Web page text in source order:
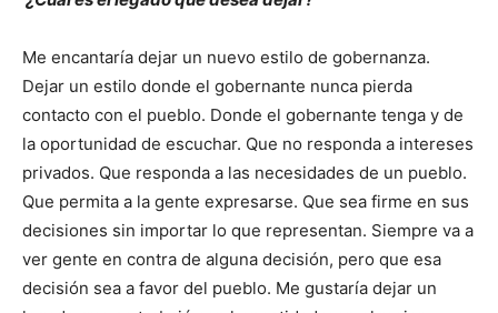
Me encantaría dejar un nuevo estilo de gobernanza.
Dejar un estilo donde el gobernante nunca pierda
contacto con el pueblo. Donde el gobernante tenga y de
la oportunidad de escuchar. Que no responda a intereses
privados. Que responda a las necesidades de un pueblo.
Que permita a la gente expresarse. Que sea firme en sus
decisiones sin importar lo que representan. Siempre va a
ver gente en contra de alguna decisión, pero que esa
decisión sea a favor del pueblo. Me gustaría dejar un